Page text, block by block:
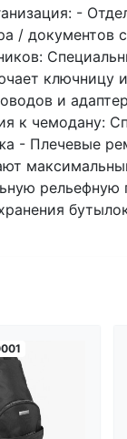
-
/ документов
и
к чемодану:
- Плечевые
рельефную
Загрузка...